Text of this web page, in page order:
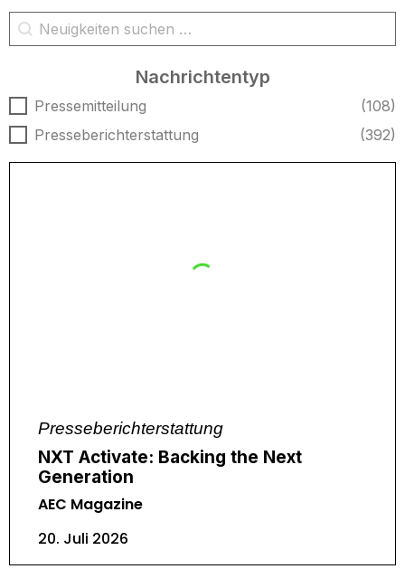
Nachrichtensuche
Inhalt suchen
Nachrichtentyp
Nachrichtentyp
Pressemitteilung
(108)
Presseberichterstattung
(392)
Presseberichterstattung
NXT Activate: Backing the Next
Generation
AEC Magazine
20. Juli 2026